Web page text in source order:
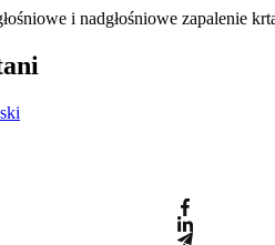
i nadgłośniowe zapalenie